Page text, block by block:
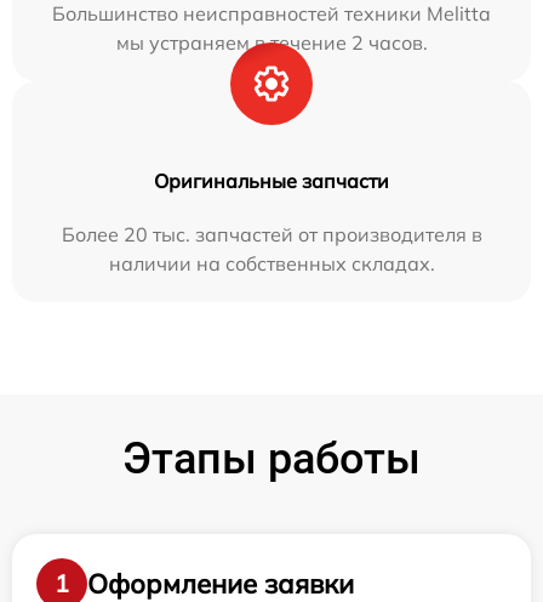
Большинство неисправностей техники Melitta
мы устраняем в течение 2 часов.
Оригинальные запчасти
Более 20 тыс. запчастей от производителя в
наличии на собственных складах.
Этапы работы
1
Оформление заявки